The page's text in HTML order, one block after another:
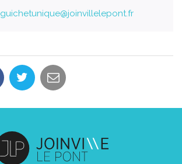
guichetunique@joinvillelepont.fr